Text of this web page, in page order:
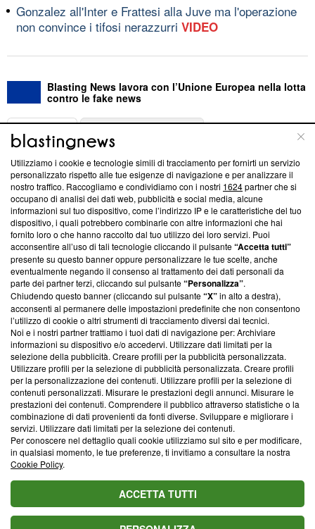
Gonzalez all'Inter e Frattesi alla Juve ma l'operazione
non convince i tifosi nerazzurri VIDEO
Blasting News lavora con l’Unione Europea nella lotta
contro le fake news
ABOUT
Questa sezione offre informazioni trasparenti su Blasting
News, sui nostri processi editoriali e su come ci impegniamo a
creare news di qualità. Inoltre, afferma la nostra aderenza a
‘Trust Project - News with Integrity’Blasting News non è
ancora membro del programma, ma ha richiesto di farne
parte; Trust Project non ha ancora effettuato una verifica di
conformità agli standard.
Su di noi
Team editoriale
Corporate
Redazione
Informativa Privacy
Cookie Policy
Blasting SA, IDI CHE-247.845.224, Via Carlo Frasca, 3 - 6900
Lugano (Svizzera) Tel:+39 0690258937
© 2026 Blasting News
Utilizziamo i cookie e tecnologie simili di tracciamento per fornirti un servizio
personalizzato rispetto alle tue esigenze di navigazione e per analizzare il
nostro traffico. Raccogliamo e condividiamo con i nostri 1624partner che si
occupano di analisi dei dati web, pubblicità e social media, alcune
informazioni sul tuo dispositivo, come l’indirizzo IP e le caratteristiche del tuo
dispositivo, i quali potrebbero combinarle con altre informazioni che hai
fornito loro o che hanno raccolto dal tuo utilizzo dei loro servizi. Puoi
acconsentire all’uso di tali tecnologie cliccando il pulsante“Accetta tutti”
presente su questo banner oppure personalizzare le tue scelte, anche
eventualmente negando il consenso al trattamento dei dati personali da
parte dei partner terzi, cliccando sul pulsante“Personalizza”.
Chiudendo questo banner (cliccando sul pulsante“X”in alto a destra),
acconsenti al permanere delle impostazioni predefinite che non consentono
l’utilizzo di cookie o altri strumenti di tracciamento diversi dai tecnici.
Noi e i nostri partner trattiamo i tuoi dati di navigazione per: Archiviare
informazioni su dispositivo e/o accedervi. Utilizzare dati limitati per la
selezione della pubblicità. Creare profili per la pubblicità personalizzata.
Utilizzare profili per la selezione di pubblicità personalizzata. Creare profili
per la personalizzazione dei contenuti. Utilizzare profili per la selezione di
contenuti personalizzati. Misurare le prestazioni degli annunci. Misurare le
prestazioni dei contenuti. Comprendere il pubblico attraverso statistiche o la
combinazione di dati provenienti da fonti diverse. Sviluppare e migliorare i
servizi. Utilizzare dati limitati per la selezione dei contenuti.
Per conoscere nel dettaglio quali cookie utilizziamo sul sito e per modificare,
in qualsiasi momento, le tue preferenze, ti invitiamo a consultare la nostra
Cookie Policy.
ACCETTA TUTTI